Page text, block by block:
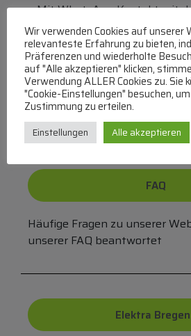
Mit WhatsApp Kontakt mit
aufnehmen
(MO-DO 8-17, FR 8-15 Uhr,
Bei uns können Sie bezahlen
Überweisung
PayPal
MasterCard
FAQ
Häufige Fragen zu unserer
unserer FAQ beantwortet
Elektra
Wir verwenden Cookies auf unserer
relevanteste Erfahrung zu bieten,
Präferenzen und wiederholte
auf "Alle akzeptieren" klicken,
Verwendung ALLER Cookies zu. Sie
"Cookie-Einstellungen" besuchen,
Zustimmung zu erteilen.
Einstellungen Alle akzeptieren